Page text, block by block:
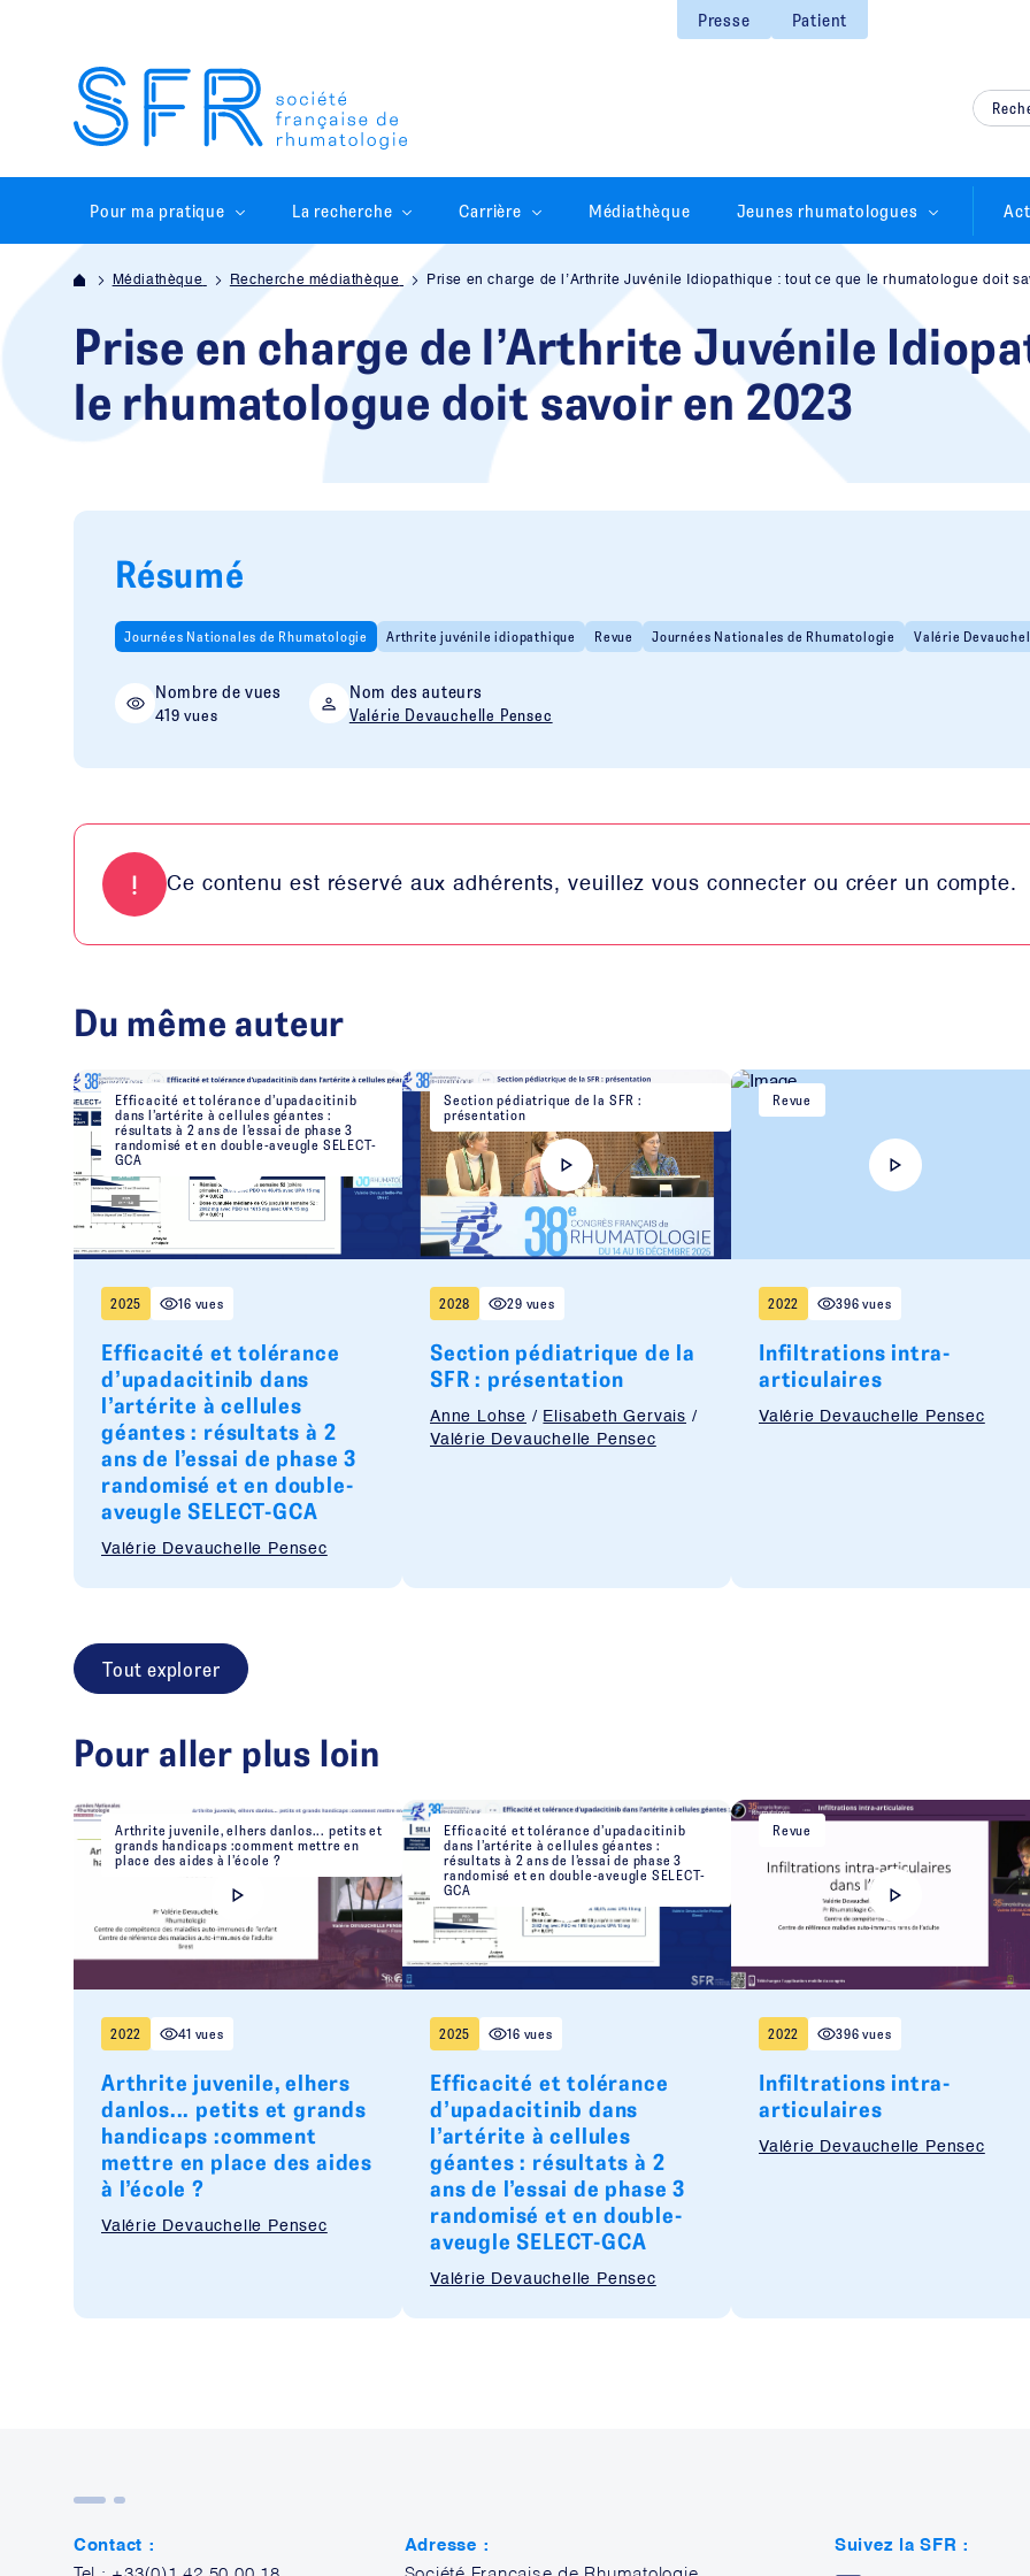
Presse Patient
Pour ma pratique La recherche Carrière Médiathèque Jeunes rhumatologues
Médiathèque Recherche médiathèque Prise en charge de l’Arthrite Juvénile Idiopathique : tout ce que le rhumatologue doit
Prise en charge de l’Arthrite Juvénile
le rhumatologue doit savoir en 2023
Résumé
Journées Nationales de Rhumatologie Arthrite juvénile idiopathique Revue Journées Nationales de Rhumatologie Valérie
Nombre de vues
419 vues
Nom des auteurs
Valérie Devauchelle Pensec
Ce contenu est réservé aux adhérents, veuillez vous connecter ou créer un compte.
Du même auteur
Efficacité et tolérance d’upadacitinib
dans l’artérite à cellules géantes :
résultats à 2 ans de l’essai de phase 3
randomisé et en double-aveugle SELECT-
GCA
2025 16 vues
Efficacité et tolérance
d’upadacitinib dans
l’artérite à cellules
géantes : résultats à 2
ans de l’essai de phase 3
randomisé et en double-
aveugle SELECT-GCA
Valérie Devauchelle Pensec
Section pédiatrique de la SFR :
présentation
2028 29 vues
Section pédiatrique de la
SFR : présentation
Anne Lohse / Elisabeth Gervais /
Valérie Devauchelle Pensec
Revue
2022 396 vues
Infiltrations intra-
articulaires
Valérie Devauchelle Pensec
Tout explorer
Pour aller plus loin
Arthrite juvenile, elhers danlos... petits et
grands handicaps :comment mettre en
place des aides à l’école ?
2022 41 vues
Arthrite juvenile, elhers
danlos... petits et grands
handicaps :comment
mettre en place des aides
à l’école ?
Valérie Devauchelle Pensec
Efficacité et tolérance d’upadacitinib
dans l’artérite à cellules géantes :
résultats à 2 ans de l’essai de phase 3
randomisé et en double-aveugle SELECT-
GCA
2025 16 vues
Efficacité et tolérance
d’upadacitinib dans
l’artérite à cellules
géantes : résultats à 2
ans de l’essai de phase 3
randomisé et en double-
aveugle SELECT-GCA
Valérie Devauchelle Pensec
Revue
2022 396 vues
Infiltrations intra-
articulaires
Valérie Devauchelle Pensec
Contact :
Adresse :
Suivez la SFR :